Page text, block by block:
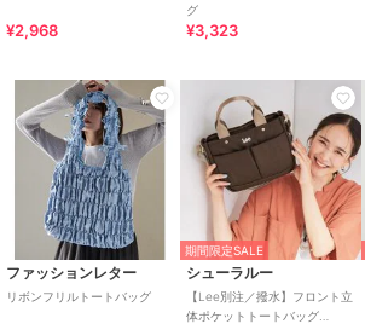
¥2,968
グ
¥3,323
ファッションレター
リボンフリルトートバッグ
期間限定SALE
シューラルー
【Lee別注／撥水】フロント立
体ポケットトートバッグ